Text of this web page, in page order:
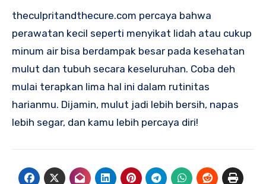
theculpritandthecure.com percaya bahwa
perawatan kecil seperti menyikat lidah atau cukup
minum air bisa berdampak besar pada kesehatan
mulut dan tubuh secara keseluruhan. Coba deh
mulai terapkan lima hal ini dalam rutinitas
harianmu. Dijamin, mulut jadi lebih bersih, napas
lebih segar, dan kamu lebih percaya diri!